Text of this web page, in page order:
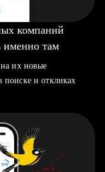
компаний
именно там
их новые
поиске и откликах